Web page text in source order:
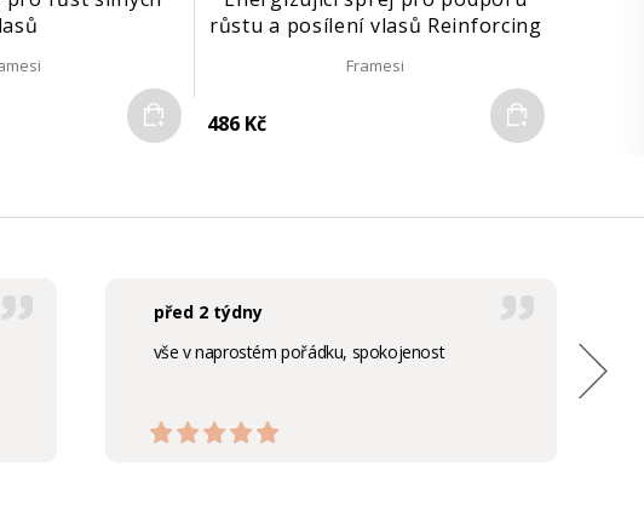
Do košíku
růstu a posílení vlasů Reinforcing
Framesi
486 Kč Do košíku
před 2 týdny
vše v naprostém pořádku, spokojenost